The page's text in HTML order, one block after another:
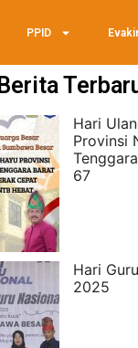
PPID
Berita
Hari
Provinsi
67
Hari
2025